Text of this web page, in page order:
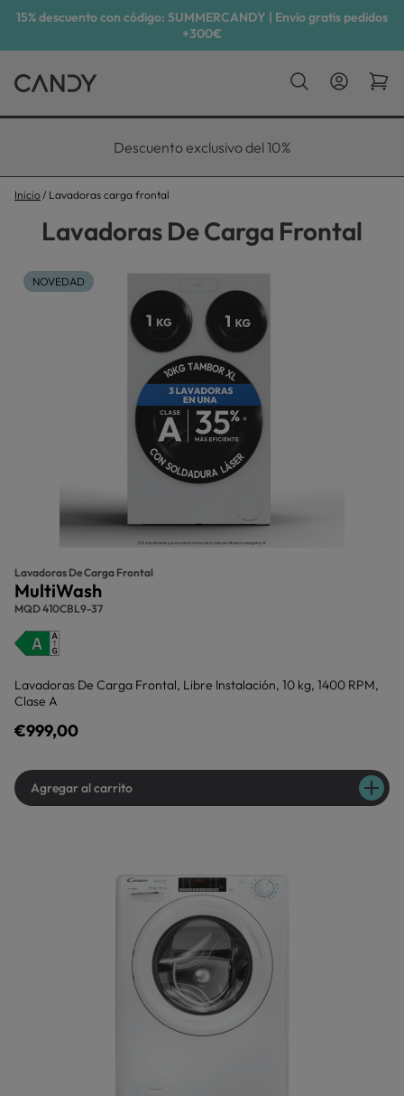
15% descuento con código: SUMMERCANDY | Envío gratis pedidos
+300€
Descuento exclusivo del 10%
Inicio Lavadoras carga frontal
Lavadoras De Carga Frontal
NOVEDAD
Lavadoras De Carga Frontal
MultiWash
MQD 410CBL9-37
Lavadoras De Carga Frontal, Libre Instalación, 10 kg, 1400 RPM,
Clase A
€999,00
Agregar al carrito